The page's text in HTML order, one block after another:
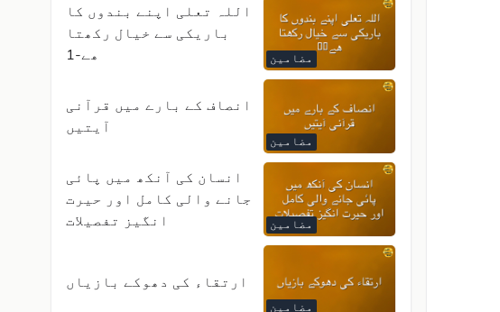
مضامین
اللہ تعلی اپنے بندوں کا
باریکی سے خیال رکھتا
ھے-1
مضامین
انصاف کے بارے میں قرآنی
آیتیں
مضامین
انسان کی آنکھ میں پائی
جانے والی کامل اور حیرت
انگیز تفصیلات
مضامین
ارتقاء کی دھوکے بازیاں